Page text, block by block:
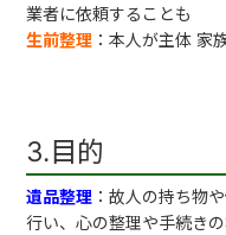
業者に依頼することも
生前整理 ：本人が主体 家
3.目的
遺品整理 ：故人の持ち物
行い、心の整理や手続き